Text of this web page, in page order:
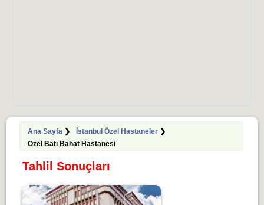
Ana Sayfa❯ İstanbul Özel Hastaneler❯
Özel Batı Bahat Hastanesi
Tahlil Sonuçları